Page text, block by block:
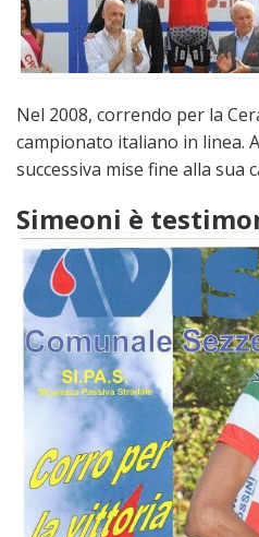
Nel 2008, correndo per la
campionato italiano in linea.
successiva mise fine alla sua
Simeoni è